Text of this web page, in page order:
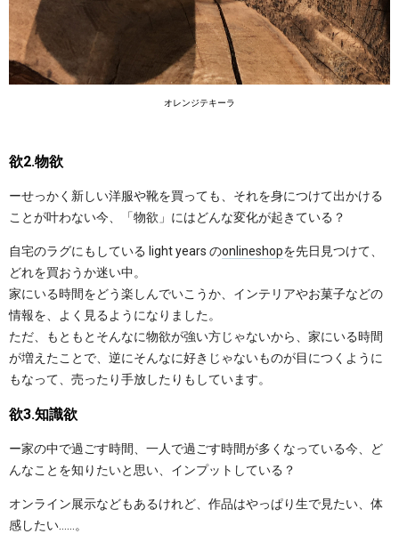
オレンジテキーラ
欲2.物欲
ーせっかく新しい洋服や靴を買っても、それを身につけて出かける
ことが叶わない今、「物欲」にはどんな変化が起きている？
自宅のラグにもしている light years のonlineshopを先日見つけて、
どれを買おうか迷い中。
家にいる時間をどう楽しんでいこうか、インテリアやお菓子などの
情報を、よく見るようになりました。
ただ、もともとそんなに物欲が強い方じゃないから、家にいる時間
が増えたことで、逆にそんなに好きじゃないものが目につくように
もなって、売ったり手放したりもしています。
欲3.知識欲
ー家の中で過ごす時間、一人で過ごす時間が多くなっている今、ど
んなことを知りたいと思い、インプットしている？
オンライン展示などもあるけれど、作品はやっぱり生で見たい、体
感したい……。